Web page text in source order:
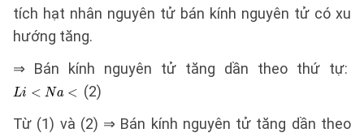
tích hạt nhân nguyên tử bán kính nguyên tử có xu
hướng tăng.
⇒ Bán kính nguyên tử tăng dần theo thứ tự:
(2)
Từ (1) và (2) ⇒ Bán kính nguyên tử tăng dần theo